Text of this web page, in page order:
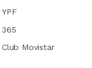
YPF
365
Club Movistar